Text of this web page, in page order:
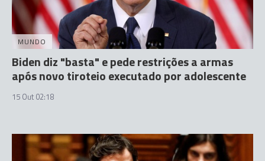
MUNDO
Biden diz "basta" e pede restrições a armas
após novo tiroteio executado por adolescente
15 Out 02:18